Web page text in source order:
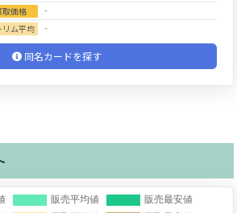
取価格 ‐
リム平均 ‐
同名カードを探す